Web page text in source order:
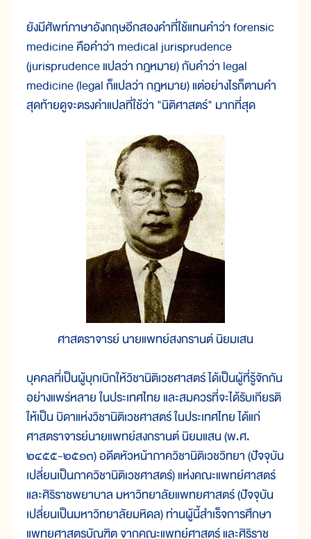
ยังมีศัพท์ภาษาอังกฤษอีกสองคำที่ใช้แทนคำว่า forensic
medicine คือคำว่า medical jurisprudence
(jurisprudence แปลว่า กฎหมาย) กับคำว่า legal
medicine (legal ก็แปลว่า กฎหมาย) แต่อย่างไรก็ตามคำ
สุดท้ายดูจะตรงคำแปลที่ใช้ว่า "นิติศาสตร์" มากที่สุด
ศาสตราจารย์ นายแพทย์สงกรานต์ นิยมเสน
บุคคลที่เป็นผู้บุกเบิกให้วิชานิติเวชศาสตร์ ได้เป็นผู้ที่รู้จักกัน
อย่างแพร่หลาย ในประเทศไทย และสมควรที่จะได้รับเกียรติ
ให้เป็น บิดาแห่งวิชานิติเวชศาสตร์ ในประเทศไทย ได้แก่
ศาสตราจารย์นายแพทย์สงกรานต์ นิยมแสน (พ.ศ.
๒๔๕๕-๒๕๑๓) อดีตหัวหน้าภาควิชานิติเวชวิทยา (ปัจจุบัน
เปลี่ยนเป็นภาควิชานิติเวชศาสตร์) แห่งคณะแพทย์ศาสตร์
และศิริราชพยาบาล มหาวิทยาลัยแพทยศาสตร์ (ปัจจุบัน
เปลี่ยนเป็นมหาวิทยาลัยมหิดล) ท่านผู้นี้สำเร็จการศึกษา
แพทยศาสตรบัณฑิต จากคณะแพทย์ศาสตร์ และศิริราช